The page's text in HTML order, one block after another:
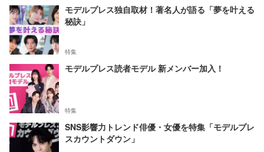
モデルプレス独自取材！著名人が語る「夢を叶える
秘訣」
特集
モデルプレス読者モデル 新メンバー加入！
特集
SNS影響力トレンド俳優・女優を特集「モデルプレ
スカウントダウン」